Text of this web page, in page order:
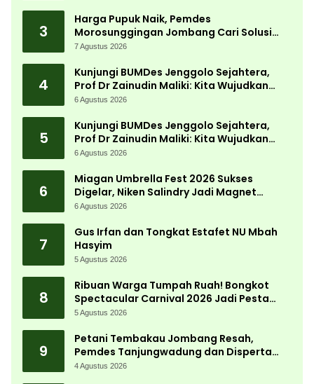
3
Harga Pupuk Naik, Pemdes
Morosunggingan Jombang Cari Solusi
Lewat Kajian Akademik
7 Agustus 2026
4
Kunjungi BUMDes Jenggolo Sejahtera,
Prof Dr Zainudin Maliki: Kita Wujudkan
Kemandirian Ekonomi dengan Potensi
6 Agustus 2026
5
Kunjungi BUMDes Jenggolo Sejahtera,
Prof Dr Zainudin Maliki: Kita Wujudkan
Kemandirian Ekonomi dengan Potensi
6 Agustus 2026
6
Miagan Umbrella Fest 2026 Sukses
Digelar, Niken Salindry Jadi Magnet
Ribuan Pengunjung
6 Agustus 2026
7
Gus Irfan dan Tongkat Estafet NU Mbah
Hasyim
5 Agustus 2026
8
Ribuan Warga Tumpah Ruah! Bongkot
Spectacular Carnival 2026 Jadi Pesta
Kemerdekaan Terbesar di Peterongan
5 Agustus 2026
9
Petani Tembakau Jombang Resah,
Pemdes Tanjungwadung dan Disperta
Bergerak Cepat
4 Agustus 2026